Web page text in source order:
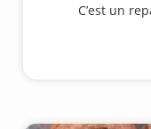
C’est un